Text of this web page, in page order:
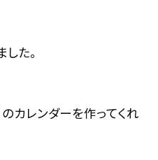
た。
カレンダーを作ってくれ